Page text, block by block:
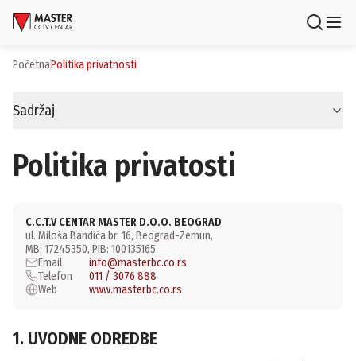
Uloguj se
Proizvodi
Aktuelnosti
O nama
Zaposlenje
Lokacije
Početna politika privatnosti
Sadržaj
Politika privatosti
C.C.T.V CENTAR MASTER D.O.O. BEOGRAD
ul. Miloša Bandića br. 16, Beograd-Zemun,
MB: 17245350, PIB: 100135165
Email
info@masterbc.co.rs
Telefon
011 / 3076 888
Web
www.masterbc.co.rs
1. UVODNE ODREDBE